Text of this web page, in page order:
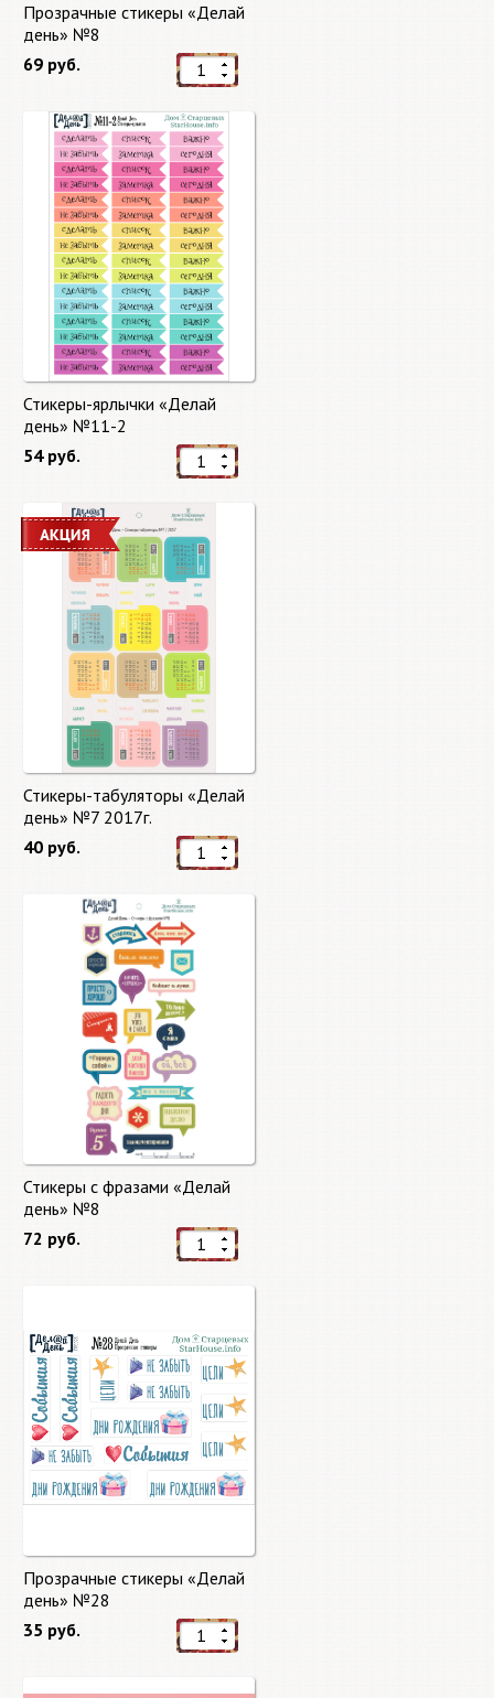
Прозрачные стикеры «Делай
день» №8
69 руб.
Стикеры-ярлычки «Делай
день» №11-2
54 руб.
Стикеры-табуляторы «Делай
день» №7 2017г.
40 руб.
Стикеры с фразами «Делай
день» №8
72 руб.
Прозрачные стикеры «Делай
день» №28
35 руб.